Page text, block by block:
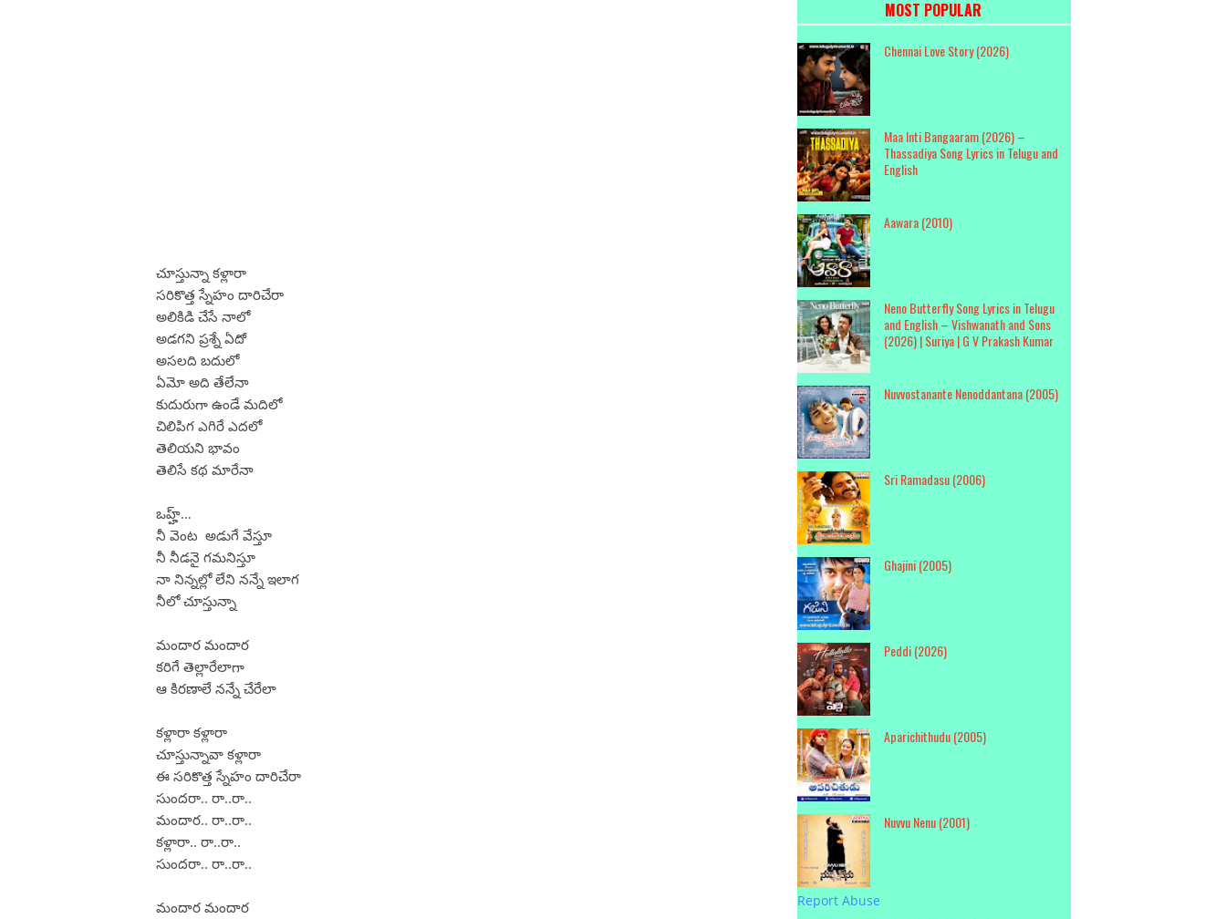
చూస్తున్నా కళ్లారా
సరికొత్త స్నేహం దారిచేరా
అలికిడి చేసే నాలో
అడగని ప్రశ్నే ఏదో
అసలది బదులో
ఏమో అది తేలేనా
కుదురుగా ఉండే మదిలో
చిలిపిగ ఎగిరే ఎదలో
తెలియని భావం
తెలిసే కథ మారేనా
ఒహ్హ్…
నీ వెంట అడుగే వేస్తూ
నీ నీడనై గమనిస్తూ
నా నిన్నల్లో లేని నన్నే ఇలాగ
నీలో చూస్తున్నా
మందార మందార
కరిగే తెల్లారేలాగా
ఆ కిరణాలే నన్నే చేరేలా
కళ్లారా కళ్లారా
చూస్తున్నావా కళ్లారా
ఈ సరికొత్త స్నేహం దారిచేరా
సుందరా.. రా..రా..
మందార.. రా..రా..
కళ్లారా.. రా..రా..
సుందరా.. రా..రా..
మందార మందార
MOST POPULAR
Chennai Love Story (2026)
Maa Inti Bangaaram (2026) –
Thassadiya Song Lyrics in Telugu and
English
Aawara (2010)
Neno Butterfly Song Lyrics in Telugu
and English – Vishwanath and Sons
(2026) | Suriya | G V Prakash Kumar
Nuvvostanante Nenoddantana (2005)
Sri Ramadasu (2006)
Ghajini (2005)
Peddi (2026)
Aparichithudu (2005)
Nuvvu Nenu (2001)
Report Abuse